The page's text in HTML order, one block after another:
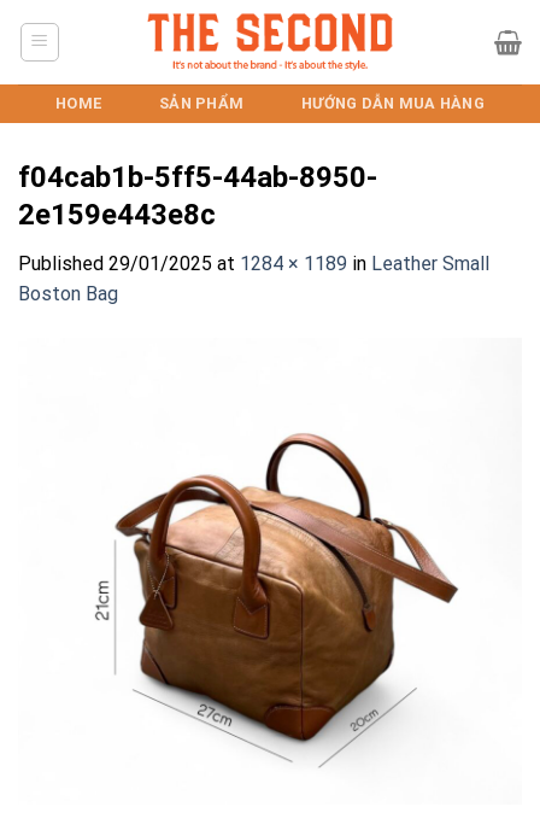
HOME SẢN PHẨM HƯỚNG DẪN MUA HÀNG
f04cab1b-5ff5-44ab-8950-
2e159e443e8c
Published 29/01/2025 at 1284 × 1189 in Leather Small
Boston Bag